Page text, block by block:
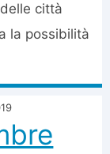
città
la possibilità